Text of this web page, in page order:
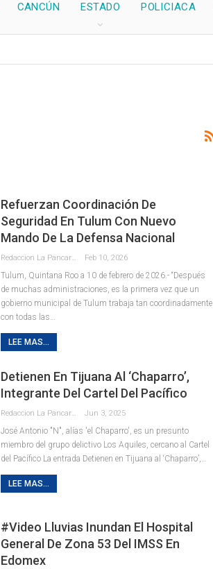
CANCÚN ESTADO POLICIACA
Refuerzan Coordinación De
Seguridad En Tulum Con Nuevo
Mando De La Defensa Nacional
Feb 10, 2026
Tulum, Quintana Roo a 10 de febrero de 2026.- “Después
de muchas administraciones, es la primera vez que un
gobierno municipal de Tulum trabaja tan coordinadamente
con todas las
LEE MAS...
Detienen En Tijuana Al ‘Chaparro’,
Integrante Del Cartel Del Pacífico
Jun 3, 2025
José Antonio "N", alías 'el Chaparro', es un presunto
miembro del grupo delictivo Los Aquiles, cercano al Cartel
del Pacífico La entrada Detienen en Tijuana al ‘Chaparro’,…
LEE MAS...
#Video Lluvias Inundan El Hospital
General De Zona 53 Del IMSS En
Edomex